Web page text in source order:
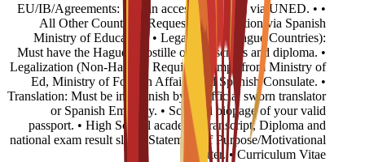
• EU/IB/Agreements: Obtain access credential via UNED. •
All Other Countries: Request homologation via Spanish
Ministry of Education. • Legalization (Hague Countries):
Must have the Hague Apostille on transcripts and diploma. •
Legalization (Non-Hague): Required stamps from Ministry of
Ed, Ministry of Foreign Affairs, and Spanish Consulate. •
Translation: Must be in Spanish by an official sworn translator
or Spanish Embassy. • Scanned biopage of your valid
passport. • High School academic transcript, Diploma and
national exam result slip. • Statement of Purpose/Motivational
Letter. • Curriculum Vitae.